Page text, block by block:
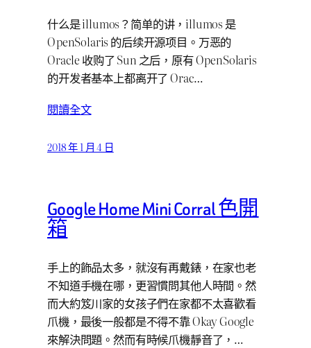
什么是 illumos？简单的讲，illumos 是
OpenSolaris 的后续开源项目。万恶的
Oracle 收购了 Sun 之后，原有 OpenSolaris
的开发者基本上都离开了 Orac…
閱讀全文
2018 年 1 月 4 日
Google Home Mini Corral 色開
箱
手上的飾品太多，就沒有再戴錶，在家也老
不知道手機在哪，更習慣問其他人時間。然
而大約笈川家的女孩子們在家都不太喜歡看
爪機，最後一般都是不得不靠 Okay Google
來解決問題。然而有時候爪機靜音了，…